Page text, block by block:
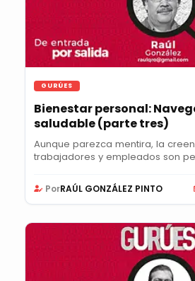
GURÚES
Bienestar personal:
saludable (parte tres)
Aunque parezca mentira, la
trabajadores y empleados son
PorRAÚL GONZÁLEZ PINTO